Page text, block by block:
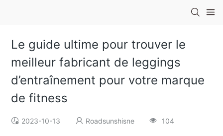
Le guide ultime pour trouver le
meilleur fabricant de leggings
d’entraînement pour votre marque
de fitness
2023-10-13 Roadsunshisne 104